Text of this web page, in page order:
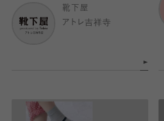
靴下屋
アトレ吉祥寺